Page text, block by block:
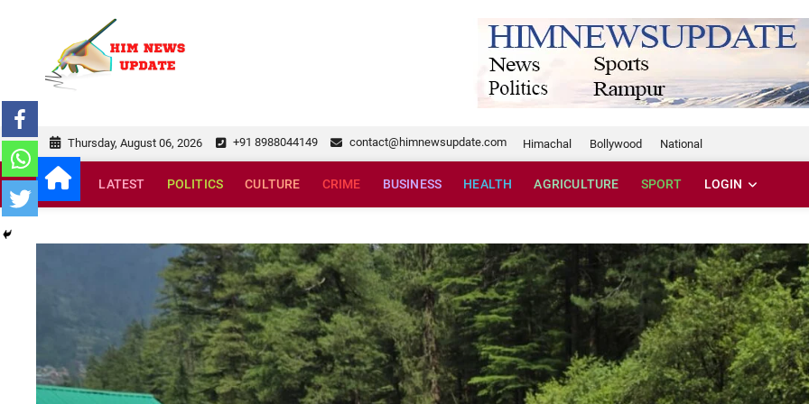
himnewsupdate.com
Thursday, August 06, 2026 +91 8988044149 contact@himnewsupdate.com Himachal Bollywood National
LATEST POLITICS CULTURE CRIME BUSINESS HEALTH AGRICULTURE SPORT LOGIN